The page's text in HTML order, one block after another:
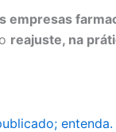
empresas
reajuste, na
entenda.